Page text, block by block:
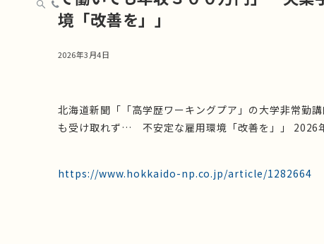
境「改善を」」
2026年3月4日
北海道新聞「「高学歴ワーキングプア」の大学非常
も受け取れず… 不安定な雇用環境「改善を」」 2026
https://www.hokkaido-np.co.jp/article/1282664